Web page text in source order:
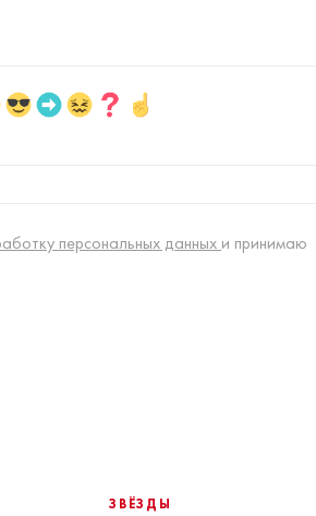
персональных данных и принимаю
ЗВЁЗДЫ